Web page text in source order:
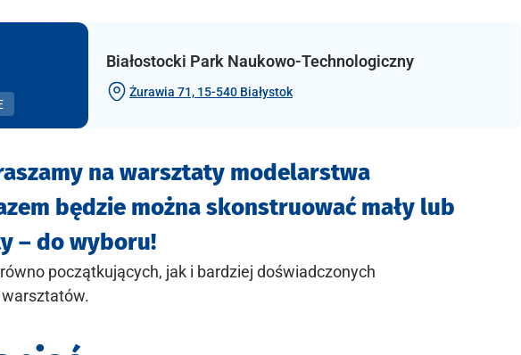
Białostocki Park Naukowo-Technologiczny
Żurawia 71, 15-540 Białystok
na warsztaty modelarstwa
będzie można skonstruować mały lub
– do wyboru!
początkujących, jak i bardziej doświadczonych